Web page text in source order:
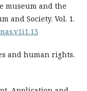
museum and the
and Society. Vol. 1.
and human rights.